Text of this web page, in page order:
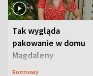
Tak wygląda
pakowanie w domu
Magdaleny
Waligórskiej-Lisieckiej.
Rozmowy